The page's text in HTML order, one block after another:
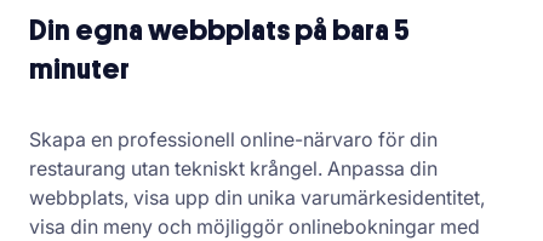
Din egna webbplats på bara 5
minuter
Skapa en professionell online-närvaro för din
restaurang utan tekniskt krångel. Anpassa din
webbplats, visa upp din unika varumärkesidentitet,
visa din meny och möjliggör onlinebokningar med